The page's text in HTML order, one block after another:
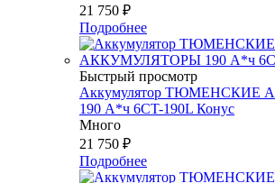
21 750 ₽
Подробнее
Быстрый просмотр
Аккумулятор
190 А*ч 6CT-190L Конус
Много
21 750 ₽
Подробнее